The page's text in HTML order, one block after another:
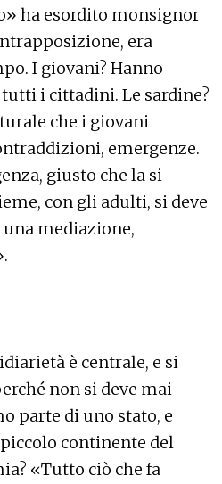
ha esordito monsignor
era
I giovani? Hanno
i cittadini. Le sardine?
che i giovani
emergenze.
giusto che la si
con gli adulti, si deve
mediazione,
è centrale, e si
non si deve mai
parte di uno stato, e
piccolo continente del
«Tutto ciò che fa